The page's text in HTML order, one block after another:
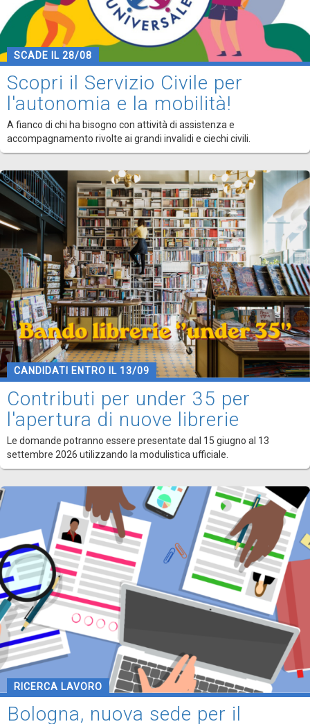
SCADE IL 28/08
Scopri il Servizio Civile per
l'autonomia e la mobilità!
A fianco di chi ha bisogno con attività di assistenza e
accompagnamento rivolte ai grandi invalidi e ciechi civili.
CANDIDATI ENTRO IL 13/09
Contributi per under 35 per
l'apertura di nuove librerie
Le domande potranno essere presentate dal 15 giugno al 13
settembre 2026 utilizzando la modulistica ufficiale.
RICERCA LAVORO
Bologna, nuova sede per il